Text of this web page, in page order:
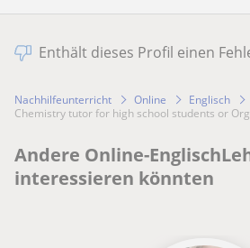
Enthält dieses Profil einen
Nachhilfeunterricht Online
Englisch
Chemistry tutor for high school students or
Andere Online-
interessieren könnten